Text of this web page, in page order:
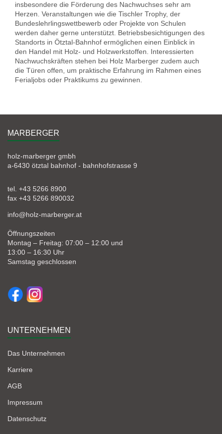
insbesondere die Förderung des Nachwuchses sehr am
Herzen. Veranstaltungen wie die Tischler Trophy, der
Bundeslehrlingswettbewerb oder Projekte von Schulen
werden daher gerne unterstützt. Betriebsbesichtigungen des
Standorts in Ötztal-Bahnhof ermöglichen einen Einblick in
den Handel mit Holz- und Holzwerkstoffen. Interessierten
Nachwuchskräften stehen bei Holz Marberger zudem auch
die Türen offen, um praktische Erfahrung im Rahmen eines
Ferialjobs oder Praktikums zu gewinnen.
MARBERGER
holz-marberger gmbh
a-6430 ötztal bahnhof - bahnhofstrasse 9
tel. +43 5266 8900
fax +43 5266 890032
info@holz-marberger.at
Öffnungszeiten
Montag – Freitag: 07:00 – 12:00 und
13:00 – 16:30 Uhr
Samstag geschlossen
UNTERNEHMEN
Das Unternehmen
Karriere
AGB
Impressum
Datenschutz